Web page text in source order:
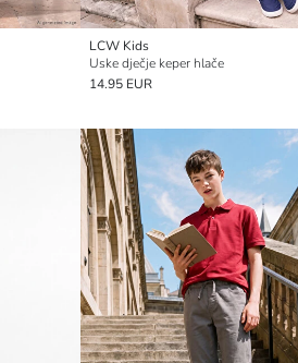
LCW Kids
Uske dječje keper hlače
14.95 EUR